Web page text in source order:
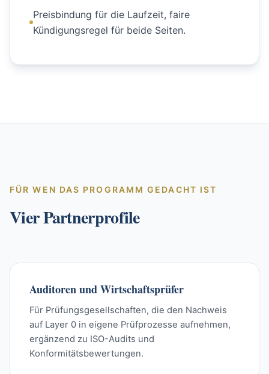
Preisbindung für die Laufzeit, faire
Kündigungsregel für beide Seiten.
FÜR WEN DAS PROGRAMM GEDACHT IST
Vier Partnerprofile
Auditoren und Wirtschaftsprüfer
Für Prüfungsgesellschaften, die den Nachweis
auf Layer 0 in eigene Prüfprozesse aufnehmen,
ergänzend zu ISO-Audits und
Konformitätsbewertungen.